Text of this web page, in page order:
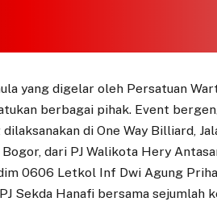
yang digelar oleh Persatuan
berbagai pihak. Event
di One Way Billiard,
dari PJ Walikota Hery
0606 Letkol Inf Dwi Agung
Sekda Hanafi bersama sejumlah